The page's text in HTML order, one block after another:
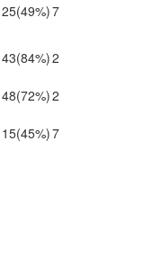
25(49%)7
43(84%)2
48(72%)2
15(45%)7